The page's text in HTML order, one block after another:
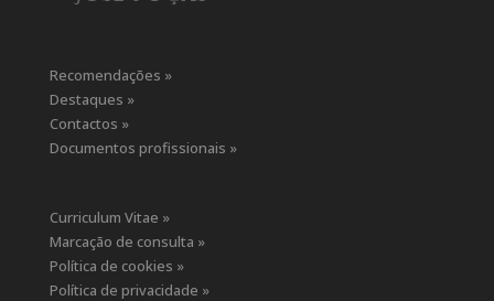
Recomendações »
Destaques »
Contactos »
Documentos profissionais »
Curriculum Vitae »
Marcação de consulta »
Política de cookies »
Política de privacidade »